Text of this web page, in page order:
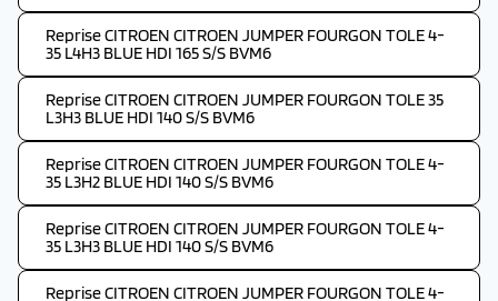
Reprise CITROEN CITROEN JUMPER FOURGON TOLE 4-
35 L4H3 BLUE HDI 165 S/S BVM6
Reprise CITROEN CITROEN JUMPER FOURGON TOLE 35
L3H3 BLUE HDI 140 S/S BVM6
Reprise CITROEN CITROEN JUMPER FOURGON TOLE 4-
35 L3H2 BLUE HDI 140 S/S BVM6
Reprise CITROEN CITROEN JUMPER FOURGON TOLE 4-
35 L3H3 BLUE HDI 140 S/S BVM6
Reprise CITROEN CITROEN JUMPER FOURGON TOLE 4-